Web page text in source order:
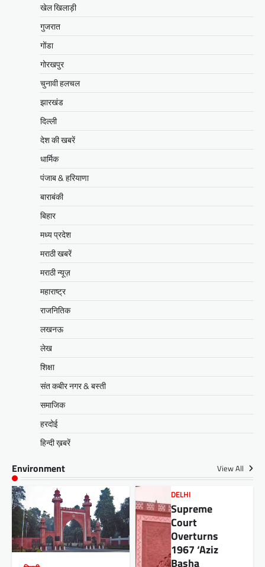
खेल खिलाड़ी
गुजरात
गोंडा
गोरखपुर
चुनावी हलचल
झारखंड
दिल्ली
देश की खबरें
धार्मिक
पंजाब & हरियाणा
बाराबंकी
बिहार
मध्य प्रदेश
मराठी खबरें
मराठी न्यूज़
महाराष्ट्र
राजनितिक
लखनऊ
लेख
शिक्षा
संत कबीर नगर & बस्ती
समाजिक
हरदोई
हिन्दी ख़बरें
Environment View All
DELHI
Supreme
Court
Overturns
1967 ‘Aziz
Basha